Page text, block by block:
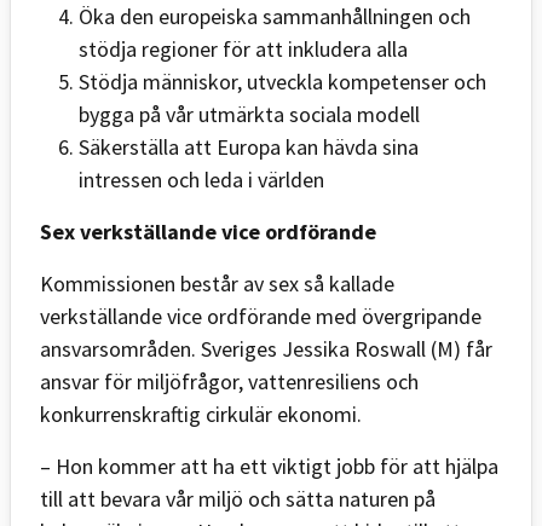
Öka den europeiska sammanhållningen och
stödja regioner för att inkludera alla
Stödja människor, utveckla kompetenser och
bygga på vår utmärkta sociala modell
Säkerställa att Europa kan hävda sina
intressen och leda i världen
Sex verkställande vice ordförande
Kommissionen består av sex så kallade
verkställande vice ordförande med övergripande
ansvarsområden. Sveriges Jessika Roswall (M) får
ansvar för miljöfrågor, vattenresiliens och
konkurrenskraftig cirkulär ekonomi.
– Hon kommer att ha ett viktigt jobb för att hjälpa
till att bevara vår miljö och sätta naturen på